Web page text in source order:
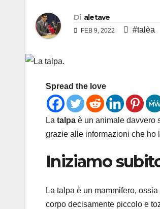
Di aletave
FEB 9, 2022 #talèa
Spread the love
La talpa è un animale davvero
grazie alle informazioni che ho
Iniziamo
La talpa è un mammifero,
corpo decisamente piccolo e